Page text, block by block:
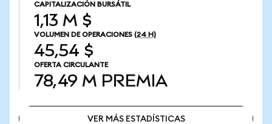
CAPITALIZACIÓN BURSÁTIL
1,13 M $
VOLUMEN DE OPERACIONES (24 H)
45,54 $
OFERTA CIRCULANTE
78,49 M PREMIA
VER MÁS ESTADÍSTICAS